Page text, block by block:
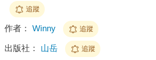
追蹤
作者： Winny 追蹤
出版社： 山岳 追蹤